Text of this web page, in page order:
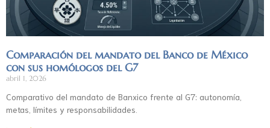
Comparación del mandato del Banco de México
con sus homólogos del G7
abril 1, 2026
Comparativo del mandato de Banxico frente al G7: autonomía,
metas, límites y responsabilidades.